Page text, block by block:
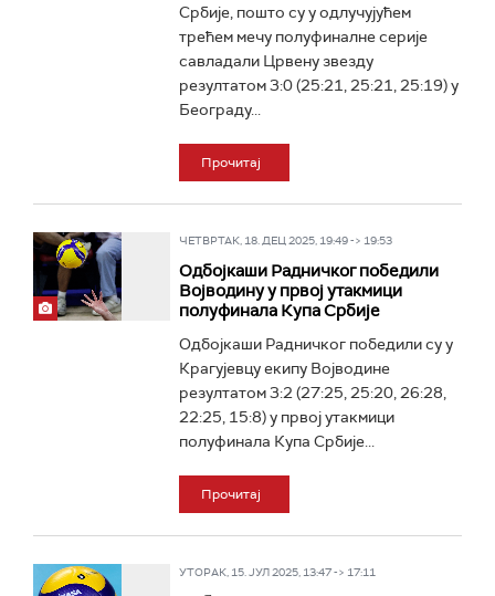
Србије, пошто су у одлучујућем
трећем мечу полуфиналне серије
савладали Црвену звезду
резултатом 3:0 (25:21, 25:21, 25:19) у
Београду...
Прочитај
ЧЕТВРТАК, 18. ДЕЦ 2025, 19:49 -> 19:53
Одбојкаши Радничког победили
Војводину у првој утакмици
полуфинала Купа Србије
Одбојкаши Радничког победили су у
Крагујевцу екипу Војводине
резултатом 3:2 (27:25, 25:20, 26:28,
22:25, 15:8) у првој утакмици
полуфинала Купа Србије...
Прочитај
УТОРАК, 15. ЈУЛ 2025, 13:47 -> 17:11